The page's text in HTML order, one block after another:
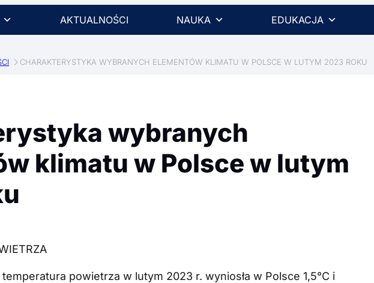
AKTUALNOŚCI NAUKA EDUKACJA
CHARAKTERYSTYKA WYBRANYCH ELEMENTÓW KLIMATU W POLSCE W LUTYM 2023 ROKU
wybranych
klimatu w Polsce w lutym
powietrza w lutym 2023 r. wyniosła w Polsce 1,5°C i